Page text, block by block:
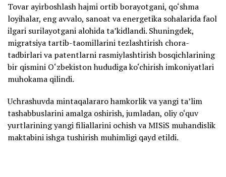
Tovar ayirboshlash hajmi ortib borayotgani, qo‘shma
loyihalar, eng avvalo, sanoat va energetika sohalarida faol
ilgari surilayotgani alohida ta’kidlandi. Shuningdek,
migratsiya tartib-taomillarini tezlashtirish chora-
tadbirlari va patentlarni rasmiylashtirish bosqichlarining
bir qismini O‘zbekiston hududiga ko‘chirish imkoniyatlari
muhokama qilindi.
Uchrashuvda mintaqalararo hamkorlik va yangi ta’lim
tashabbuslarini amalga oshirish, jumladan, oliy o‘quv
yurtlarining yangi filiallarini ochish va MISiS muhandislik
maktabini ishga tushirish muhimligi qayd etildi.